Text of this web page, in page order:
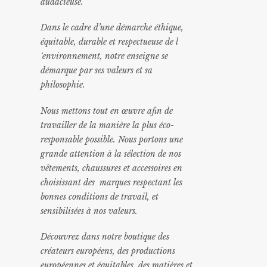
audacieuse.
Dans le cadre d’une démarche éthique,
équitable, durable et respectueuse de l
‘environnement, notre enseigne se
démarque par ses valeurs et sa
philosophie.
Nous mettons tout en œuvre afin de
travailler de la manière la plus éco-
responsable possible. Nous portons une
grande attention à la sélection de nos
vêtements, chaussures et accessoires en
choisissant des marques respectant les
bonnes conditions de travail, et
sensibilisées à nos valeurs.
Découvrez dans notre boutique des
créateurs européens, des productions